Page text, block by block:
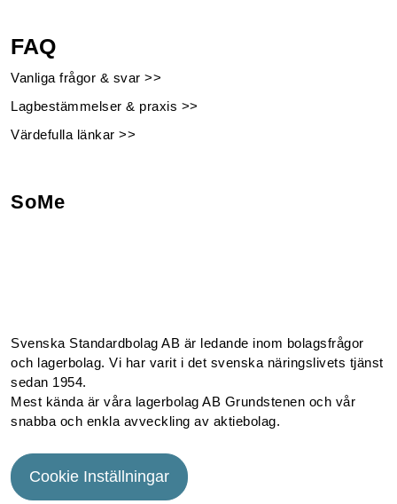
FAQ
Vanliga frågor & svar >>
Lagbestämmelser & praxis >>
Värdefulla länkar >>
SoMe
Svenska Standardbolag AB är ledande inom bolagsfrågor
och lagerbolag. Vi har varit i det svenska näringslivets tjänst
sedan 1954.
Mest kända är våra lagerbolag AB Grundstenen och vår
snabba och enkla avveckling av aktiebolag.
Cookie Inställningar